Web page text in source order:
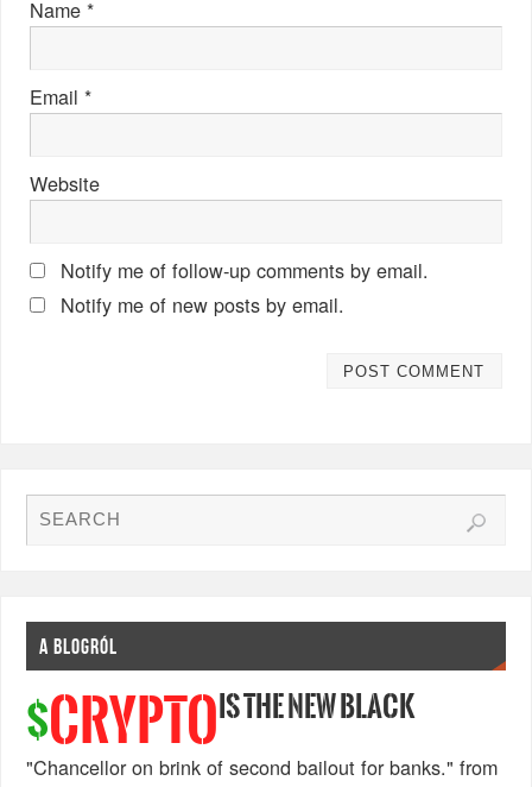
Name*
Email*
Website
Notify me of follow-up comments by email.
Notify me of new posts by email.
A BLOGRÓL
$CRYPTO IS THE NEW BLACK
"Chancellor on brink of second bailout for banks." from